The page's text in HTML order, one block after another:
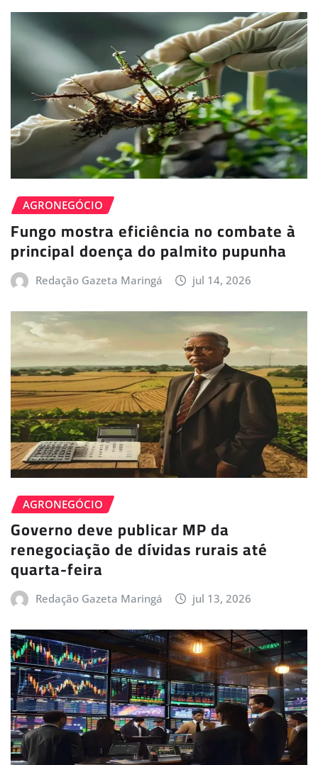
AGRONEGÓCIO
Fungo mostra eficiência no combate à
principal doença do palmito pupunha
Redação Gazeta Maringá jul 14, 2026
AGRONEGÓCIO
Governo deve publicar MP da
renegociação de dívidas rurais até
quarta-feira
Redação Gazeta Maringá jul 13, 2026